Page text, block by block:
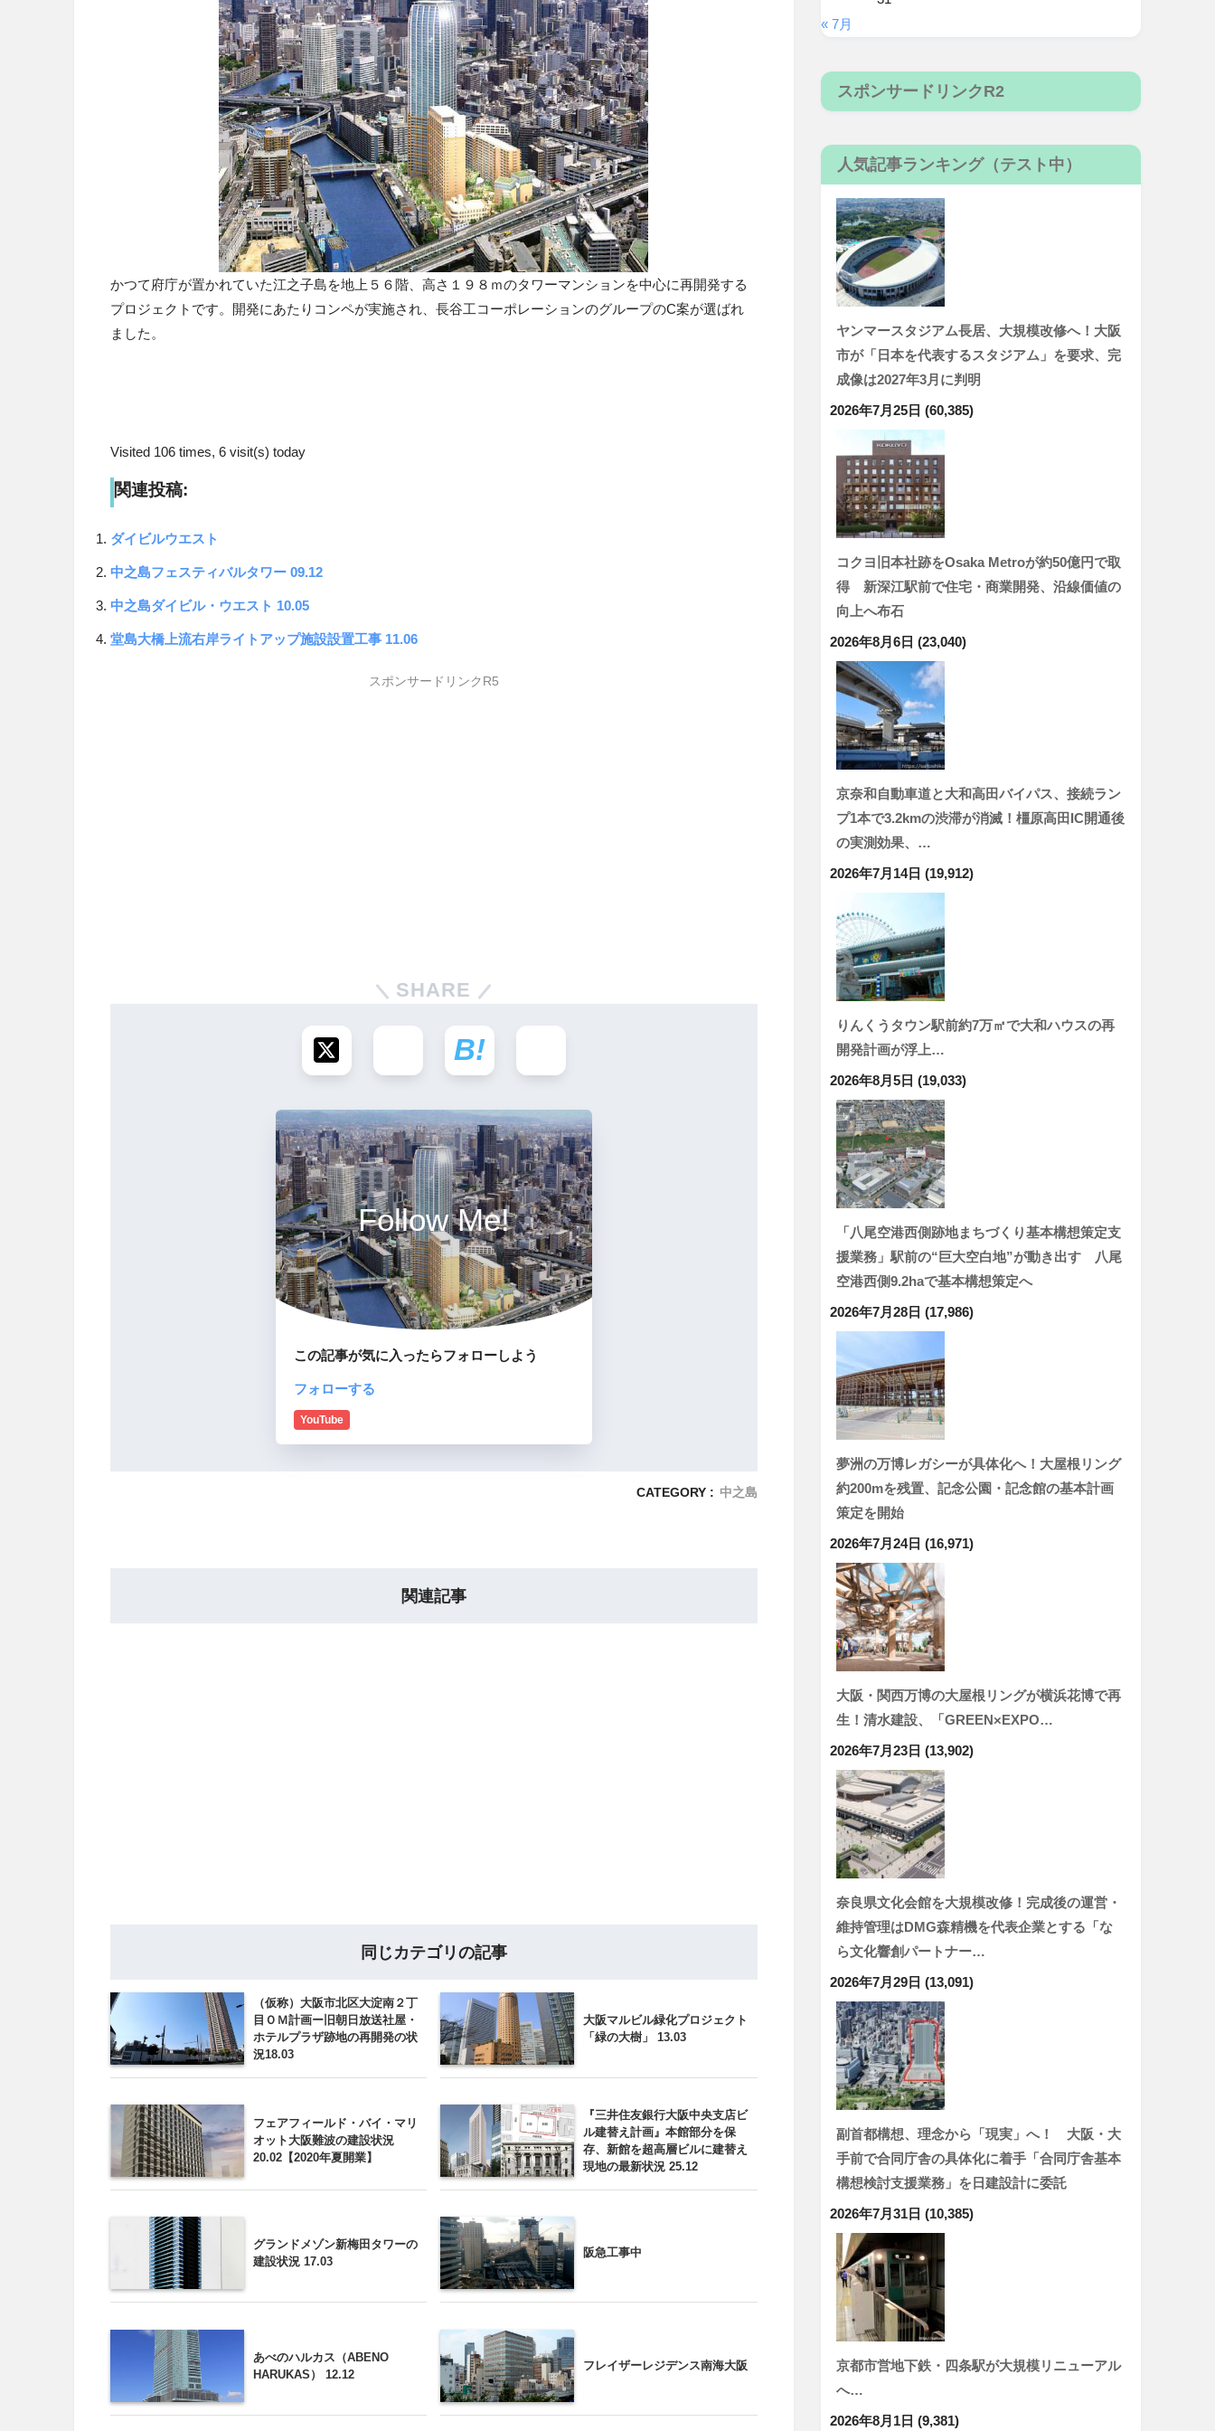
かつて府庁が置かれていた江之子島を地上５６階、高さ１９８ｍのタワーマンションを中心に再開発する
プロジェクトです。開発にあたりコンペが実施され、長谷工コーポレーションのグループのC案が選ばれ
ました。
Visited 106 times, 6 visit(s) today
関連投稿:
ダイビルウエスト
中之島フェスティバルタワー 09.12
中之島ダイビル・ウエスト 10.05
堂島大橋上流右岸ライトアップ施設設置工事 11.06
スポンサードリンクR5
SHARE
Follow Me!
この記事が気に入ったらフォローしよう
フォローする
YouTube
CATEGORY : 中之島
関連記事
同じカテゴリの記事
（仮称）大阪市北区大淀南２丁
目ＯＭ計画ー旧朝日放送社屋・
ホテルプラザ跡地の再開発の状
況18.03
大阪マルビル緑化プロジェクト
「緑の大樹」 13.03
フェアフィールド・バイ・マリ
オット大阪難波の建設状況
20.02【2020年夏開業】
『三井住友銀行大阪中央支店ビ
ル建替え計画』本館部分を保
存、新館を超高層ビルに建替え
現地の最新状況 25.12
グランドメゾン新梅田タワーの
建設状況 17.03
阪急工事中
あべのハルカス（ABENO
HARUKAS） 12.12
フレイザーレジデンス南海大阪
« 7月
スポンサードリンクR2
人気記事ランキング（テスト中）
ヤンマースタジアム長居、大規模改修へ！大阪
市が「日本を代表するスタジアム」を要求、完
成像は2027年3月に判明
2026年7月25日 (60,385)
コクヨ旧本社跡をOsaka Metroが約50億円で取
得 新深江駅前で住宅・商業開発、沿線価値の
向上へ布石
2026年8月6日 (23,040)
京奈和自動車道と大和高田バイパス、接続ラン
プ1本で3.2kmの渋滞が消滅！橿原高田IC開通後
の実測効果、…
2026年7月14日 (19,912)
りんくうタウン駅前約7万㎡で大和ハウスの再
開発計画が浮上…
2026年8月5日 (19,033)
「八尾空港西側跡地まちづくり基本構想策定支
援業務」駅前の“巨大空白地”が動き出す 八尾
空港西側9.2haで基本構想策定へ
2026年7月28日 (17,986)
夢洲の万博レガシーが具体化へ！大屋根リング
約200mを残置、記念公園・記念館の基本計画
策定を開始
2026年7月24日 (16,971)
大阪・関西万博の大屋根リングが横浜花博で再
生！清水建設、「GREEN×EXPO…
2026年7月23日 (13,902)
奈良県文化会館を大規模改修！完成後の運営・
維持管理はDMG森精機を代表企業とする「な
ら文化響創パートナー…
2026年7月29日 (13,091)
副首都構想、理念から「現実」へ！ 大阪・大
手前で合同庁舎の具体化に着手「合同庁舎基本
構想検討支援業務」を日建設計に委託
2026年7月31日 (10,385)
京都市営地下鉄・四条駅が大規模リニューアル
へ…
2026年8月1日 (9,381)